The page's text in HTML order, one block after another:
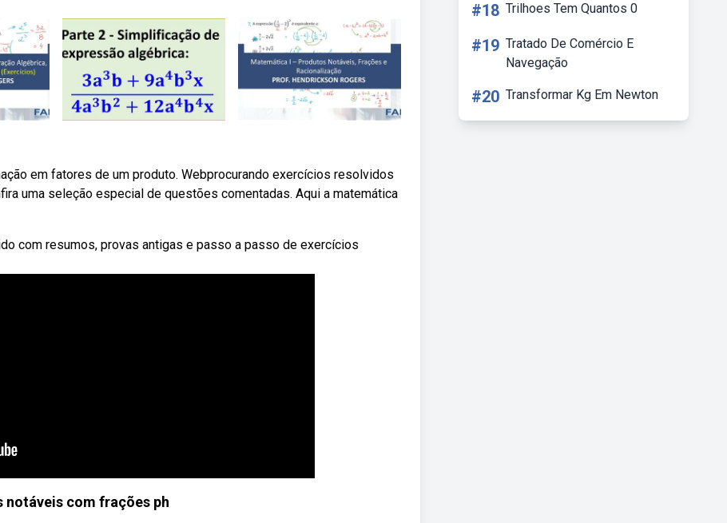
em fatores de um produto. Webprocurando exercícios resolvidos
uma seleção especial de questões comentadas. Aqui a matemática
com resumos, provas antigas e passo a passo de exercícios
notáveis com frações ph
#18 Trilhoes Tem Quantos 0
#19 Tratado De Comércio E
Navegação
#20 Transformar Kg Em Newton